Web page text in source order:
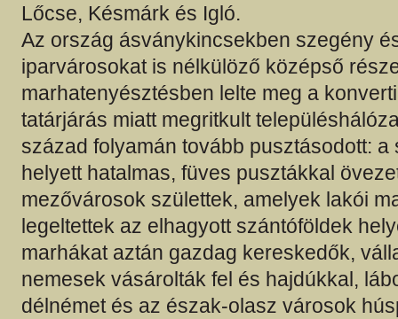
Lőcse, Késmárk és Igló.
Az ország ásványkincsekben szegény
iparvárosokat is nélkülöző középső
marhatenyésztésben lelte meg a
tatárjárás miatt megritkult
század folyamán tovább pusztásodott: a
helyett hatalmas, füves pusztákkal
mezővárosok születtek, amelyek lakói
legeltettek az elhagyott szántóföldek
marhákat aztán gazdag kereskedők,
nemesek vásárolták fel és hajdúkkal,
délnémet és az észak-olasz városok